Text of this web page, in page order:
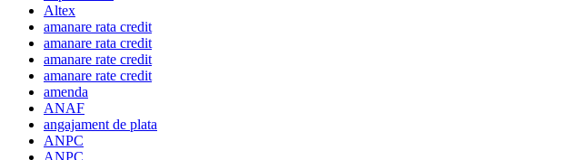
Altex
amanare rata credit
amanare rata credit
amanare rate credit
amanare rate credit
amenda
ANAF
angajament de plata
ANPC